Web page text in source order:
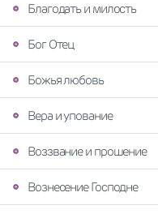
Благодать и милость
Бог Отец
Божья любовь
Вера и упование
Воззвание и прошение
Вознесение Господне